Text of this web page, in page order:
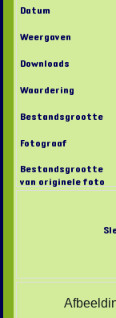
Datum
Weergaven
Downloads
Waardering
Bestandsgrootte
Fotograaf
Bestandsgrootte
van originele foto